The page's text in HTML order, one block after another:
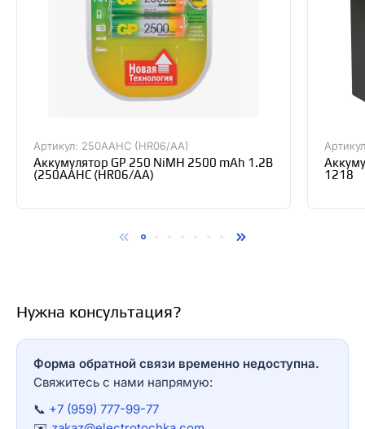
Артикул: 250AAHC (HR06/AA)
Аккумулятор GP 250 NiMH 2500 mAh 1.2В
(250AAHC (HR06/AA)
1218
Нужна консультация?
Форма обратной связи временно недоступна.
Свяжитесь с нами напрямую:
📞 +7 (959) 777-99-77